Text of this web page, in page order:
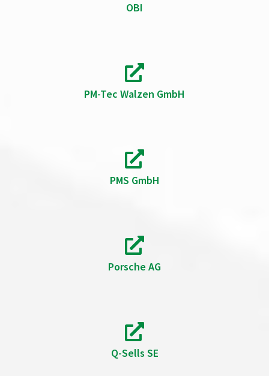
OBI
PM-Tec Walzen GmbH
PMS GmbH
Porsche AG
Q-Sells SE